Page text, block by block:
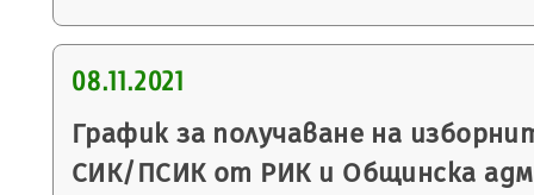
08.11.2021
График за получаване на
СИК/ПСИК от РИК и Общинска